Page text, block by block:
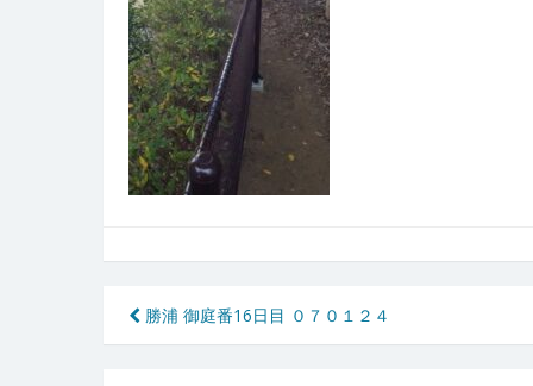
投
稿
勝浦 御庭番16日目 ０７０１２４